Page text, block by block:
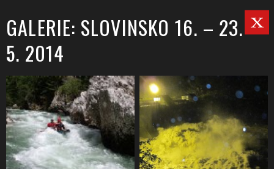
GALERIE: SLOVINSKO 16. – 23.
5. 2014